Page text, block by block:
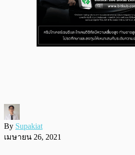
By Supakiat
เมษายน 26, 2021